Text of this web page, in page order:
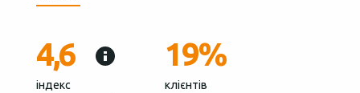
4,6
індекс
19%
клієнтів